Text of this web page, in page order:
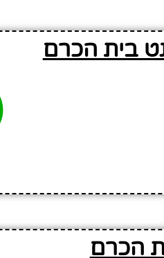
בית הכרם
הכרם